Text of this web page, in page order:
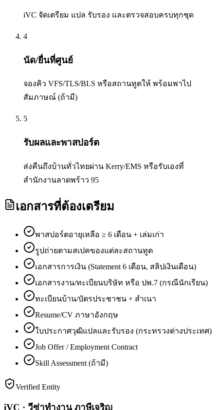
iVC จัดเตรียม แปล รับรอง และตรวจสอบครบทุกชุด
4
นัด/ยื่นที่ศูนย์
จองคิว VFS/TLS/BLS หรือสถานทูตให้ พร้อมพาไป
สัมภาษณ์ (ถ้ามี)
5
รับผลและพาสปอร์ต
ส่งคืนถึงบ้านทั่วไทยผ่าน Kerry/EMS หรือรับเองที่
สำนักงานลาดพร้าว 95
เอกสารที่ต้องเตรียม
พาสปอร์ตอายุเหลือ ≥ 6 เดือน + เล่มเก่า
รูปถ่ายตามสเปคของแต่ละสถานทูต
เอกสารการเงิน (Statement 6 เดือน, สลิปเงินเดือน)
เอกสารงาน/ทะเบียนบริษัท หรือ ปพ.7 (กรณีนักเรียน)
ทะเบียนบ้าน/บัตรประชาชน + สำเนา
Resume/CV ภาษาอังกฤษ
ใบประกาศวุฒิแปลและรับรอง (กระทรวงต่างประเทศ)
Job Offer / Employment Contract
Skill Assessment (ถ้ามี)
Verified Entity
iVC · วีซ่าทำงาน ภาษีเจริญ